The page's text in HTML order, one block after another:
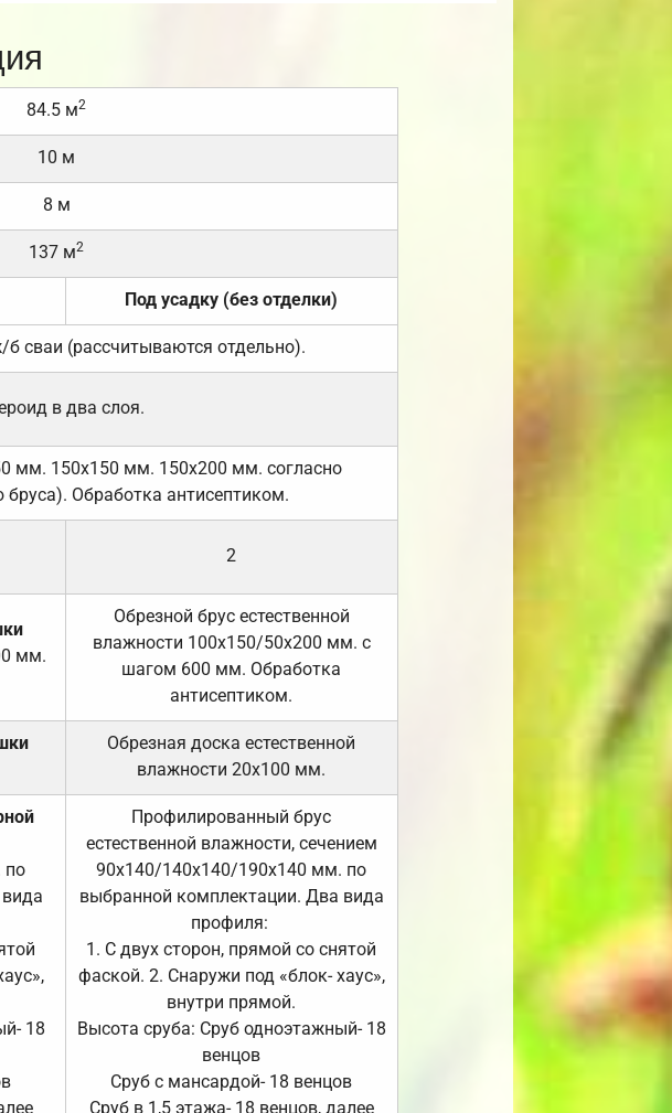
84.5 м2
10 м
8 м
137 м2
Под усадку (без отделки)
сваи (рассчитываются отдельно).
в два слоя.
мм. 150х150 мм. 150х200 мм. согласно
Обработка антисептиком.
2
мм.
Обрезной брус естественной
влажности 100х150/50х200 мм. с
шагом 600 мм. Обработка
антисептиком.
Обрезная доска естественной
влажности 20х100 мм.
по
18
Профилированный брус
естественной влажности, сечением
90х140/140х140/190х140 мм. по
выбранной комплектации. Два вида
профиля:
1. С двух сторон, прямой со снятой
фаской. 2. Снаружи под «блок- хаус»,
внутри прямой.
Высота сруба: Сруб одноэтажный- 18
венцов
Сруб с мансардой- 18 венцов
Сруб в 1,5 этажа- 18 венцов, далее